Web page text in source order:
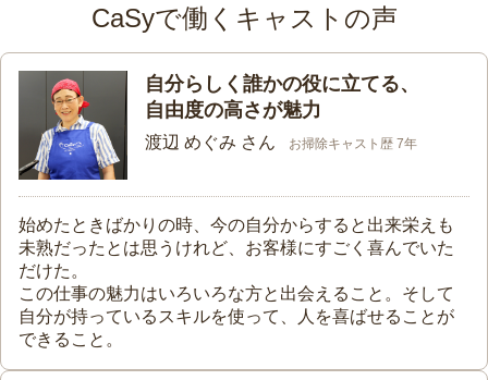
CaSyで働くキャストの声
自分らしく誰かの役に立てる、
自由度の高さが魅力
渡辺 めぐみ さん お掃除キャスト歴 7年
始めたときばかりの時、今の自分からすると出来栄えも
未熟だったとは思うけれど、お客様にすごく喜んでいた
だけた。
この仕事の魅力はいろいろな方と出会えること。そして
自分が持っているスキルを使って、人を喜ばせることが
できること。